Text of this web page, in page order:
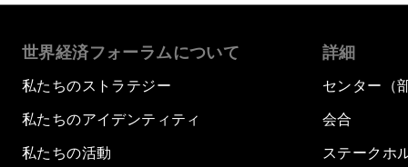
世界経済フォーラムについて
私たちのストラテジー
私たちのアイデンティティ
私たちの活動
詳細
センター（
会合
ステークホ